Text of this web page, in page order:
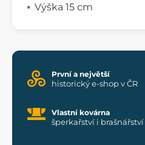
Výška 15 cm
První a největší
historický e-shop v ČR
Vlastní kovárna
šperkařství i brašnářství